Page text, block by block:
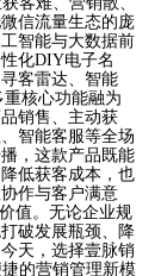
信流量生态的庞
智能与大数据前
化DIY电子名
客雷达、智能
重核心功能融为
销售、主动获
智能客服等全场
，这款产品既能
低获客成本，也
作与客户满意
值。无论企业规
破发展瓶颈、降
天，选择壹脉销
的营销管理新模